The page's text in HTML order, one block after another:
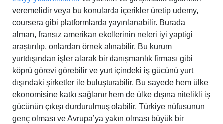
veremelidir veya bu konularda içerikler üretip udemy,
coursera gibi platformlarda yayınlanabilir. Burada
alman, fransız amerikan ekollerinin neleri iyi yaptigi
araștırılıp, onlardan örnek alınabilir. Bu kurum
yurtdışından işler alarak bir danıșmanlık firması gibi
köprü görevi görebilir ve yurt içindeki iş gücünü yurt
dışındaki şirketler ile buluşturabilir. Bu sayede hem ülke
ekonomisine katkı sağlanır hem de ülke dışına nitelikli iş
gücünün çıkışı durdurulmuş olabilir. Türkiye nüfusunun
genç olması ve Avrupa’ya yakın olması büyük bir